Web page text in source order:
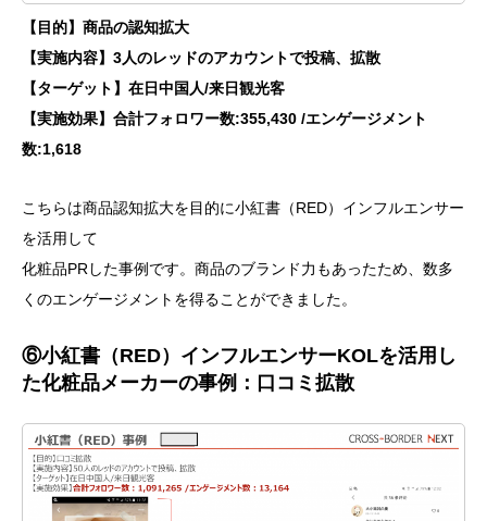
【目的】商品の認知拡大
【実施内容】3人のレッドのアカウントで投稿、拡散
【ターゲット】在日中国人/来日観光客
【実施効果】合計フォロワー数:355,430 /エンゲージメント
数:1,618
こちらは商品認知拡大を目的に小紅書（RED）インフルエンサー
を活用して
化粧品PRした事例です。商品のブランド力もあったため、数多
くのエンゲージメントを得ることができました。
⑥小紅書（RED）インフルエンサーKOLを活用し
た化粧品メーカーの事例：口コミ拡散